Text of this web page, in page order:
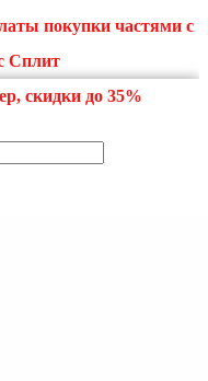
покупки частями с
Сплит
скидки до 35%